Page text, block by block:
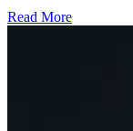
Read More